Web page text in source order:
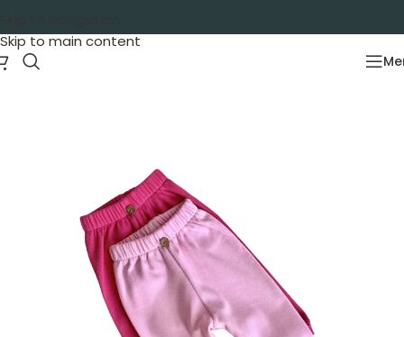
Skip to main content